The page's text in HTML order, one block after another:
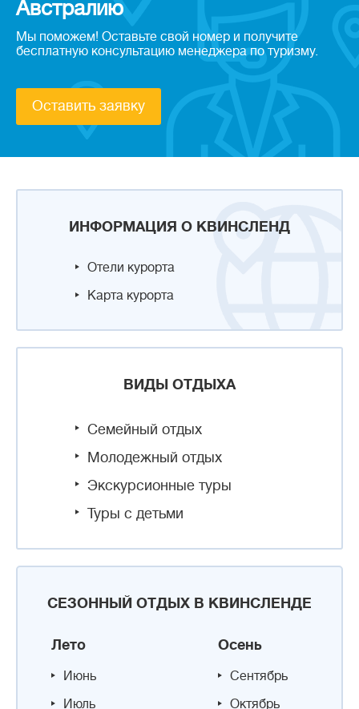
ИНФОРМАЦИЯ О КВИНСЛЕНД
Отели курорта
Карта курорта
ВИДЫ ОТДЫХА
Семейный отдых
Молодежный отдых
Экскурсионные туры
Туры с детьми
СЕЗОННЫЙ ОТДЫХ В КВИНСЛЕНДЕ
Лето
Июнь
Июль
Осень
Сентябрь
Октябрь
Австралию
Мы поможем! Оставьте свой номер и получите
бесплатную консультацию менеджера по туризму.
Оставить заявку